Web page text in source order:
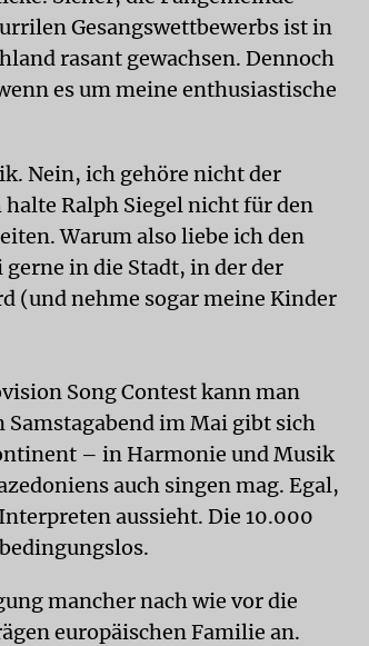
Gesangswettbewerbs ist in
rasant gewachsen. Dennoch
es um meine enthusiastische
Nein, ich gehöre nicht der
Ralph Siegel nicht für den
Warum also liebe ich den
gerne in die Stadt, in der der
(und nehme sogar meine Kinder
Song Contest kann man
Samstagabend im Mai gibt sich
– in Harmonie und Musik
auch singen mag. Egal,
aussieht. Die 10.000
mancher nach wie vor die
europäischen Familie an.